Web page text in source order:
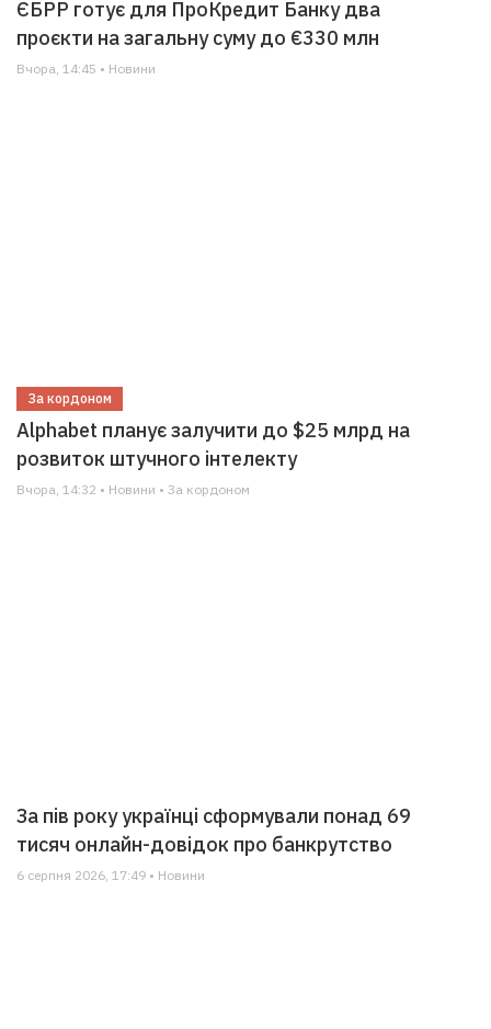
ЄБРР готує для ПроКредит Банку два
проєкти на загальну суму до €330 млн
Вчора, 14:45 • Новини
За кордоном
Alphabet планує залучити до $25 млрд на
розвиток штучного інтелекту
Вчора, 14:32 • Новини • За кордоном
За пів року українці сформували понад 69
тисяч онлайн-довідок про банкрутство
6 серпня 2026, 17:49 • Новини